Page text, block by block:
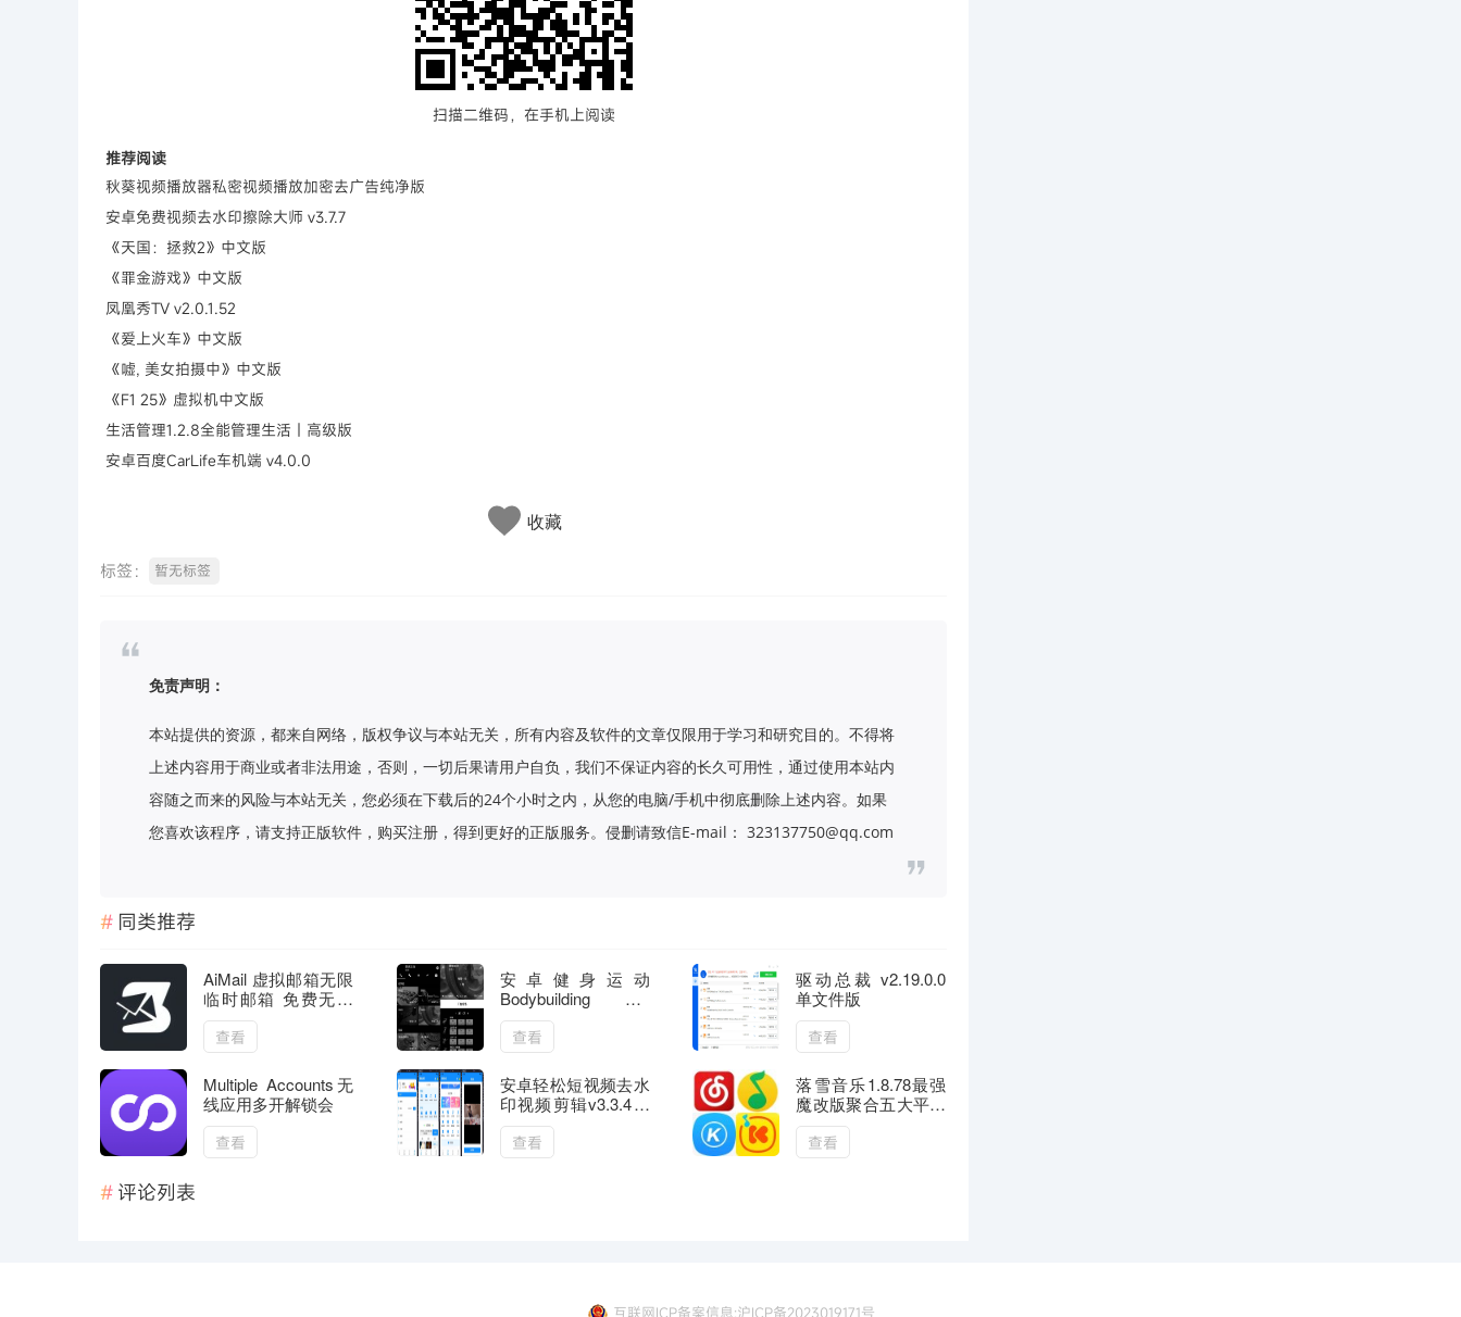
扫描二维码，在手机上阅读
推荐阅读
秋葵视频播放器私密视频播放加密去广告纯净版
安卓免费视频去水印擦除大师 v3.7.7
《天国：拯救2》中文版
《罪金游戏》中文版
凤凰秀TV v2.0.1.52
《爱上火车》中文版
《嘘, 美女拍摄中》中文版
《F1 25》虚拟机中文版
生活管理1.2.8全能管理生活｜高级版
安卓百度CarLife车机端 v4.0.0
收藏
标签： 暂无标签
免责声明：
本站提供的资源，都来自网络，版权争议与本站无关，所有内容及软件的文章仅限用于学习和研究目的。不得将
上述内容用于商业或者非法用途，否则，一切后果请用户自负，我们不保证内容的长久可用性，通过使用本站内
容随之而来的风险与本站无关，您必须在下载后的24个小时之内，从您的电脑/手机中彻底删除上述内容。如果
您喜欢该程序，请支持正版软件，购买注册，得到更好的正版服务。侵删请致信E-mail： 323137750@qq.com
同类推荐
AiMail 虚拟邮箱无限
临时邮箱 免费无广
告
查看
安卓健身运动
Bodybuilding Pro
v4.21专业版
查看
驱动总裁 v2.19.0.0
单文件版
查看
Multiple Accounts无
线应用多开解锁会
查看
安卓轻松短视频去水
印视频剪辑v3.3.4破
解版
查看
落雪音乐1.8.78最强
魔改版聚合五大平音
乐支持臻品母带下载
查看
评论列表
互联网ICP备案信息:沪ICP备2023019171号